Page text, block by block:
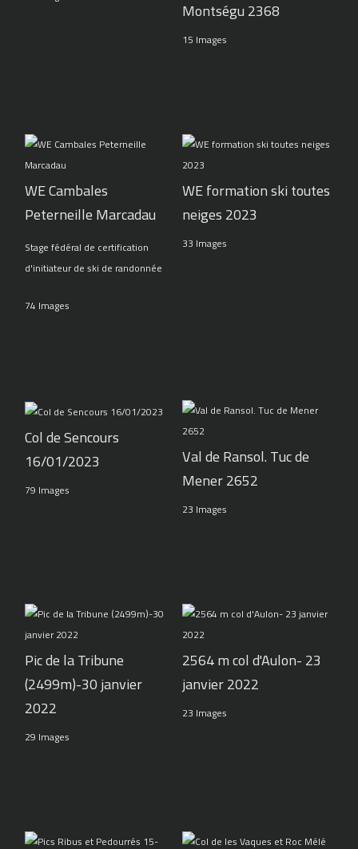
Montségu 2368
15 Images
WE Cambales
Peterneille Marcadau
Stage fédéral de certification
d'initiateur de ski de randonnée
74 Images
WE formation ski toutes
neiges 2023
33 Images
Col de Sencours
16/01/2023
79 Images
Val de Ransol. Tuc de
Mener 2652
23 Images
Pic de la Tribune
(2499m)-30 janvier
2022
29 Images
2564 m col d'Aulon- 23
janvier 2022
23 Images